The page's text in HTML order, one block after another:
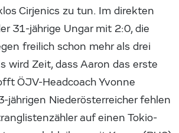
Cirjenics zu tun. Im direkten
31-jährige Ungar mit 2:0, die
freilich schon mehr als drei
wird Zeit, dass Aaron das erste
ÖJV-Headcoach Yvonne
jährigen Niederösterreicher fehlen
auf einen Tokio-